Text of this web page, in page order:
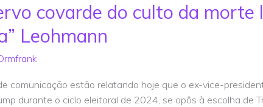
covarde do culto da
Leohmann
comunicação estão relatando hoje que o ex-vice-
durante o ciclo eleitoral de 2024, se opôs à escolha de